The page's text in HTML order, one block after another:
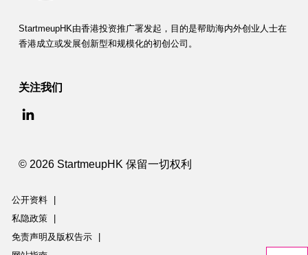
StartmeupHK由香港投资推广署发起，目的是帮助海内外创业人士在
香港成立或发展创新型和规模化的初创公司。
关注我们
© 2026 StartmeupHK 保留一切权利
公开资料
私隐政策
免责声明及版权告示